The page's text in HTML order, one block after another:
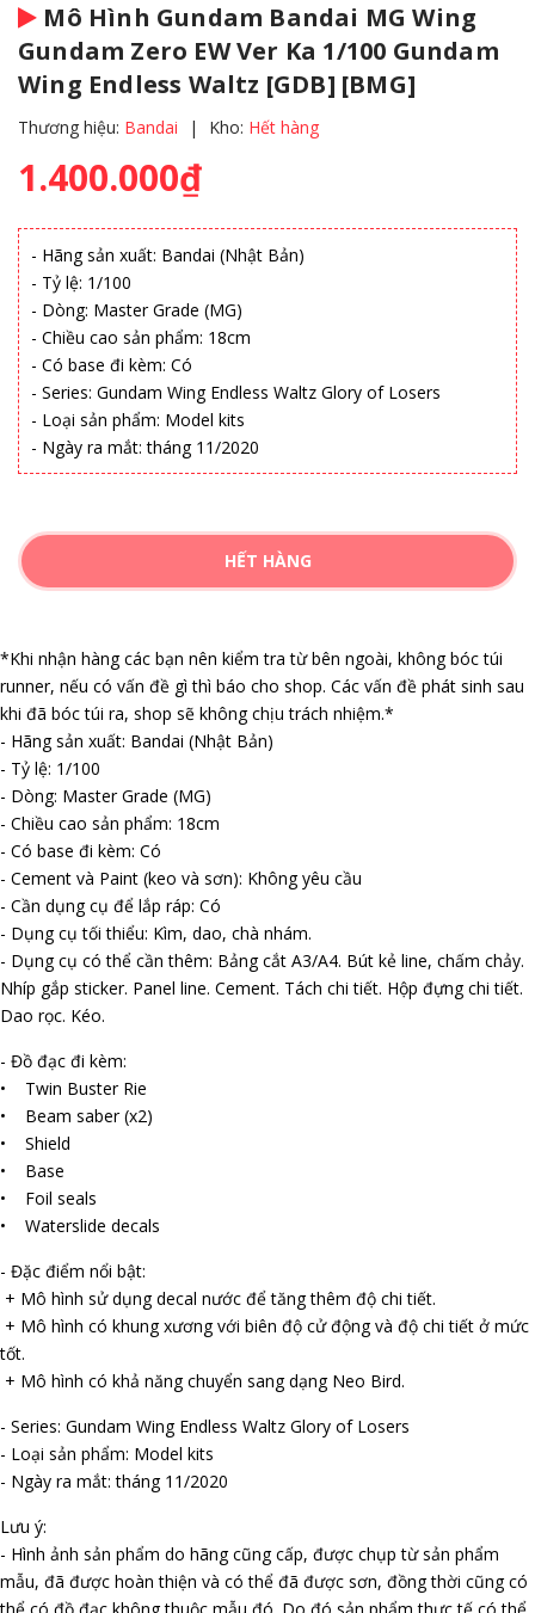
Mô Hình Gundam Bandai MG Wing
Gundam Zero EW Ver Ka 1/100 Gundam
Wing Endless Waltz [GDB] [BMG]
Thương hiệu: Bandai | Kho: Hết hàng
1.400.000₫
- Hãng sản xuất: Bandai (Nhật Bản)
- Tỷ lệ: 1/100
- Dòng: Master Grade (MG)
- Chiều cao sản phẩm: 18cm
- Có base đi kèm: Có
- Series: Gundam Wing Endless Waltz Glory of Losers
- Loại sản phẩm: Model kits
- Ngày ra mắt: tháng 11/2020
HẾT HÀNG
*Khi nhận hàng các bạn nên kiểm tra từ bên ngoài, không bóc túi
runner, nếu có vấn đề gì thì báo cho shop. Các vấn đề phát sinh sau
khi đã bóc túi ra, shop sẽ không chịu trách nhiệm.*
- Hãng sản xuất: Bandai (Nhật Bản)
- Tỷ lệ: 1/100
- Dòng: Master Grade (MG)
- Chiều cao sản phẩm: 18cm
- Có base đi kèm: Có
- Cement và Paint (keo và sơn): Không yêu cầu
- Cần dụng cụ để lắp ráp: Có
- Dụng cụ tối thiểu: Kìm, dao, chà nhám.
- Dụng cụ có thể cần thêm: Bảng cắt A3/A4. Bút kẻ line, chấm chảy.
Nhíp gắp sticker. Panel line. Cement. Tách chi tiết. Hộp đựng chi tiết.
Dao rọc. Kéo.
- Đồ đạc đi kèm:
• Twin Buster Rifle
• Beam saber (x2)
• Shield
• Base
• Foil seals
• Waterslide decals
- Đặc điểm nổi bật:
+ Mô hình sử dụng decal nước để tăng thêm độ chi tiết.
+ Mô hình có khung xương với biên độ cử động và độ chi tiết ở mức
tốt.
+ Mô hình có khả năng chuyển sang dạng Neo Bird.
- Series: Gundam Wing Endless Waltz Glory of Losers
- Loại sản phẩm: Model kits
- Ngày ra mắt: tháng 11/2020
Lưu ý:
- Hình ảnh sản phẩm do hãng cũng cấp, được chụp từ sản phẩm
mẫu, đã được hoàn thiện và có thể đã được sơn, đồng thời cũng có